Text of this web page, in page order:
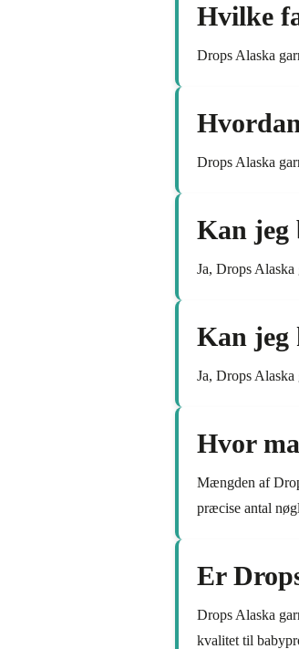
Hvilke
Drops Alaska
Drops Alaska
Kan jeg
Ja, Drops
Kan jeg
Ja, Drops
Hvor
Mængden af
præcise antal
Er
Drops Alaska
kvalitet til